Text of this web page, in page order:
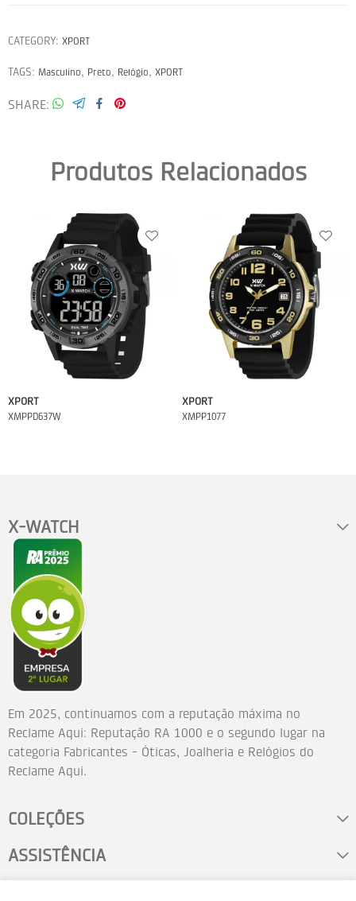
CATEGORY: XPORT
TAGS: Masculino, Preto, Relógio, XPORT
SHARE
Produtos Relacionados
XPORT
XMPPD637W
XPORT
XMPP1077
X-WATCH
Em 2025, continuamos com a reputação máxima no
Reclame Aqui: Reputação RA 1000 e o segundo lugar na
categoria Fabricantes - Óticas, Joalheria e Relógios do
Reclame Aqui.
COLEÇÕES
ASSISTÊNCIA